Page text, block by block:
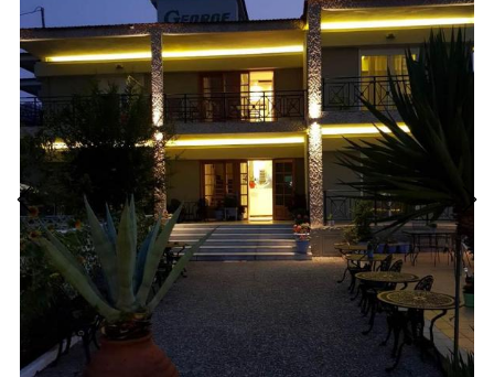
Previous Next